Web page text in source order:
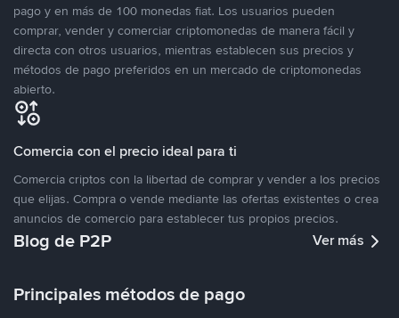
pago y en más de 100 monedas fiat. Los usuarios pueden
comprar, vender y comerciar criptomonedas de manera fácil y
directa con otros usuarios, mientras establecen sus precios y
métodos de pago preferidos en un mercado de criptomonedas
abierto.
Comercia con el precio ideal para ti
Comercia criptos con la libertad de comprar y vender a los precios
que elijas. Compra o vende mediante las ofertas existentes o crea
anuncios de comercio para establecer tus propios precios.
Blog de P2P Ver más
Principales métodos de pago